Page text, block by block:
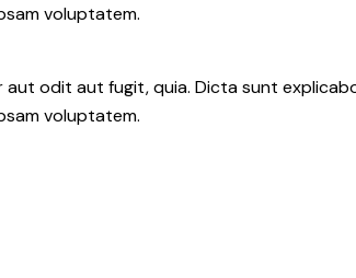
voluptatem.
odit aut fugit, quia. Dicta sunt
voluptatem.